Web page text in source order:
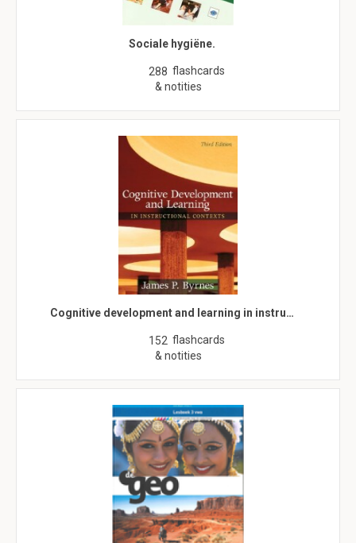
Sociale hygiëne.
288 flashcards
& notities
Cognitive development and learning in instru…
152 flashcards
& notities